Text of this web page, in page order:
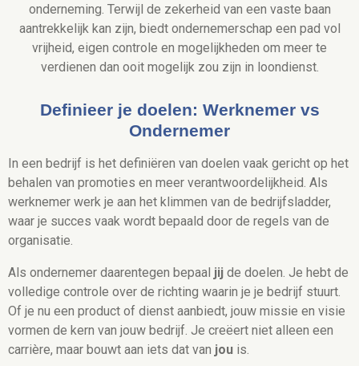
onderneming. Terwijl de zekerheid van een vaste baan
aantrekkelijk kan zijn, biedt ondernemerschap een pad vol
vrijheid, eigen controle en mogelijkheden om meer te
verdienen dan ooit mogelijk zou zijn in loondienst.
Definieer je doelen: Werknemer vs
Ondernemer
In een bedrijf is het definiëren van doelen vaak gericht op het
behalen van promoties en meer verantwoordelijkheid. Als
werknemer werk je aan het klimmen van de bedrijfsladder,
waar je succes vaak wordt bepaald door de regels van de
organisatie.
Als ondernemer daarentegen bepaal jij de doelen. Je hebt de
volledige controle over de richting waarin je je bedrijf stuurt.
Of je nu een product of dienst aanbiedt, jouw missie en visie
vormen de kern van jouw bedrijf. Je creëert niet alleen een
carrière, maar bouwt aan iets dat van jou is.